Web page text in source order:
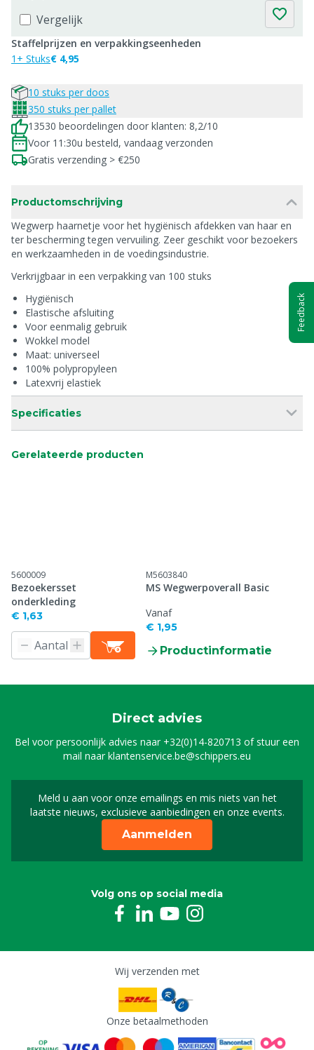
Vergelijk
Staffelprijzen en verpakkingseenheden
1+ Stuks€ 4,95
10 stuks per doos
350 stuks per pallet
13530 beoordelingen door klanten: 8,2/10
Voor 11:30u besteld, vandaag verzonden
Gratis verzending > €250
Productomschrijving
Wegwerp haarnetje voor het hygiënisch afdekken van haar en
ter bescherming tegen vervuiling. Zeer geschikt voor bezoekers
en werkzaamheden in de voedingsindustrie.
Verkrijgbaar in een verpakking van 100 stuks
Hygiënisch
Elastische afsluiting
Voor eenmalig gebruik
Wokkel model
Maat: universeel
100% polypropyleen
Latexvrij elastiek
Specificaties
Gerelateerde producten
5600009
Bezoekersset
onderkleding
€ 1,63
M5603840
MS Wegwerpoverall Basic
Vanaf
€ 1,95
Productinformatie
Direct advies
Bel voor persoonlijk advies naar +32(0)14-820713 of stuur een
mail naarklantenservice.be@schippers.eu
Meld u aan voor onze emailings en mis niets van het
laatste nieuws, exclusieve aanbiedingen en onze events.
Meld u aan voor onze
Aanmelden
Volg ons op social media
Wij verzenden met
Onze betaalmethoden
Feedback